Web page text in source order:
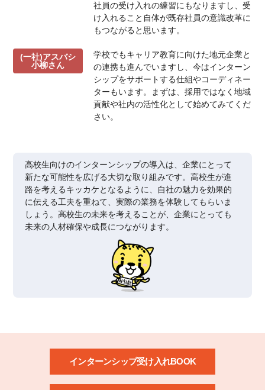
社員の受け入れの練習にもなりますし、受
け入れること自体が既存社員の意識改革に
もつながると思います。
(一社)アスバシ
小柳さん
学校でもキャリア教育に向けた地元企業と
の連携も進んでいますし、今はインターン
シップをサポートする仕組やコーディネー
ターもいます。まずは、採用ではなく地域
貢献や社内の活性化として始めてみてくだ
さい。
高校生向けのインターンシップの導入は、企業にとって
新たな可能性を広げる大切な取り組みです。高校生が進
路を考えるキッカケとなるように、自社の魅力を効果的
に伝える工夫を重ねて、実際の業務を体験してもらいま
しょう。高校生の未来を考えることが、企業にとっても
未来の人材確保や成長につながります。
インターンシップ受け入れBOOK